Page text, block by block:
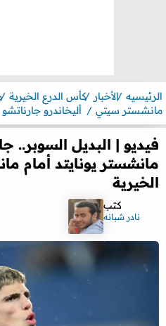
الرئيسيه الأخبار كأس الدرع الخيرية
مانشستر سيتي
أليخاندرو جارناتشو
فيديو | البديل
مانشستر يونايتد أمام
الخيرية
كتب
نادر شبانه